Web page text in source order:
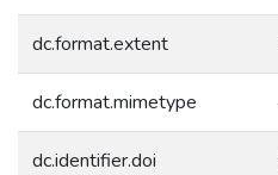
dc.format.extent
dc.format.mimetype
dc.identifier.doi